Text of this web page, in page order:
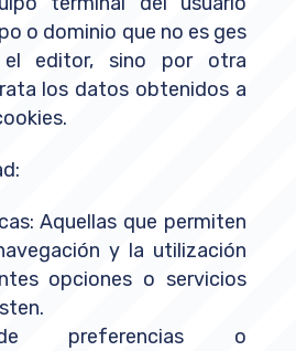
o dominio que no es ges
editor, sino por otra
los datos obtenidos a
Aquellas que permiten
y la utilización
opciones o servicios
preferencias o